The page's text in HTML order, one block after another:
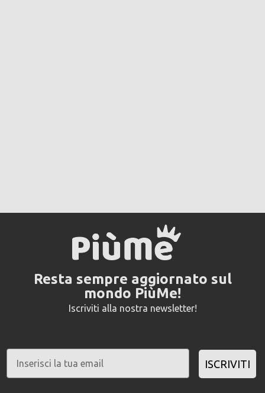
Resta sempre aggiornato sul
mondo PiùMe!
Iscriviti alla nostra newsletter!
ISCRIVITI